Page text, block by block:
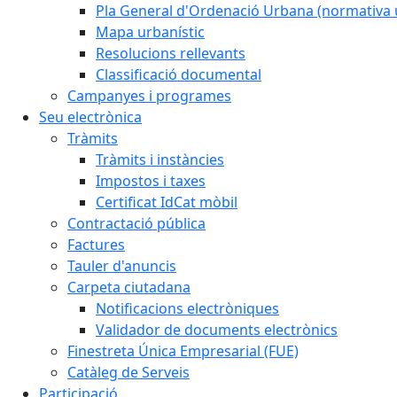
Pla General d'Ordenació Urbana (normativa
Mapa urbanístic
Resolucions rellevants
Classificació documental
Campanyes i programes
Seu electrònica
Tràmits
Tràmits i instàncies
Impostos i taxes
Certificat IdCat mòbil
Contractació pública
Factures
Tauler d'anuncis
Carpeta ciutadana
Notificacions electròniques
Validador de documents electrònics
Finestreta Única Empresarial (FUE)
Catàleg de Serveis